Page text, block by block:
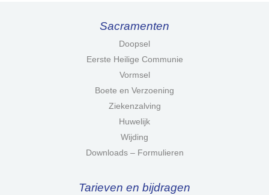
Sacramenten
Doopsel
Eerste Heilige Communie
Vormsel
Boete en Verzoening
Ziekenzalving
Huwelijk
Wijding
Downloads – Formulieren
Tarieven en bijdragen